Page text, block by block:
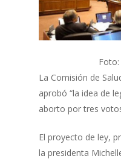
Foto:
La Comisión de
aprobó “la idea de
aborto por tres
El proyecto de ley,
la presidenta